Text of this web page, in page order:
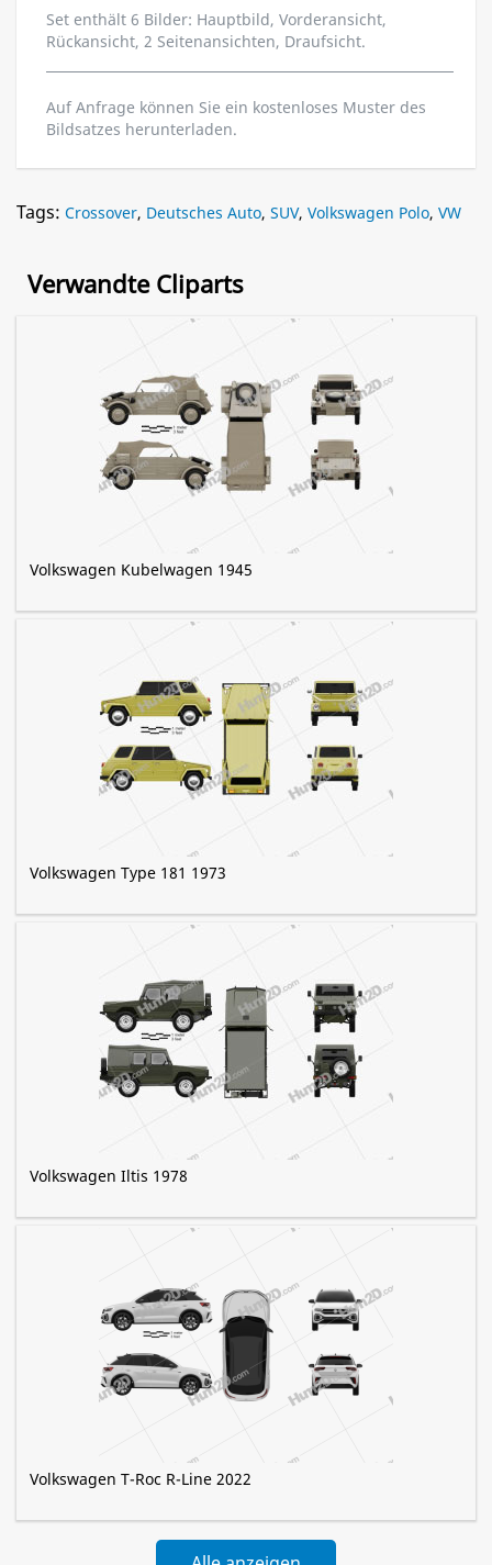
Set enthält 6 Bilder: Hauptbild, Vorderansicht,
Rückansicht, 2 Seitenansichten, Draufsicht.
Auf Anfrage können Sie ein kostenloses Muster des
Bildsatzes herunterladen.
Tags: Crossover, Deutsches Auto, SUV, Volkswagen Polo, VW
Verwandte Cliparts
Volkswagen Kubelwagen 1945
Volkswagen Type 181 1973
Volkswagen Iltis 1978
Volkswagen T-Roc R-Line 2022